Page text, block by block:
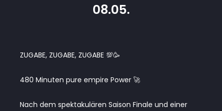
08.05.
ZUGABE, ZUGABE, ZUGABE 💯🥳
480 Minuten pure empire Power 🚀
Nach dem spektakulären Saison Finale und einer